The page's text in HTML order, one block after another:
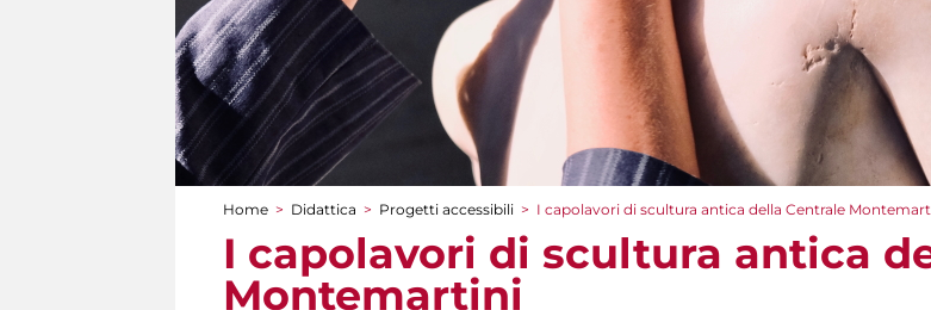
Tu sei qui
Home > Didattica > Progetti accessibili > I capolavori di scultura antica della Centrale
I capolavori di scultura antica
Montemartini